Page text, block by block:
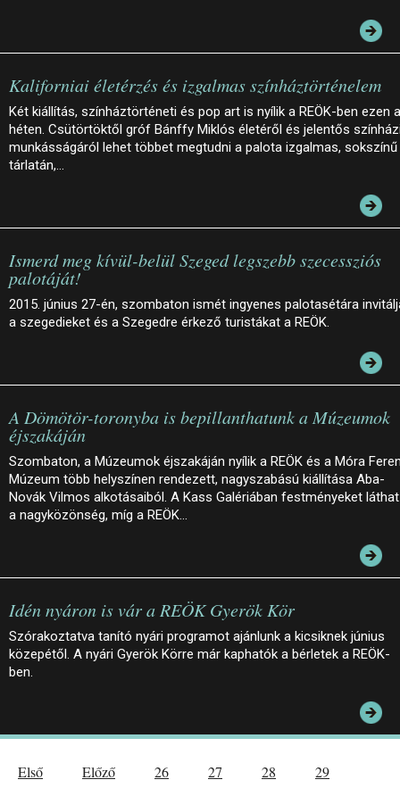
Kaliforniai életérzés és izgalmas színháztörténelem
Két kiállítás, színháztörténeti és pop art is nyílik a REÖK-ben ezen a
héten. Csütörtöktől gróf Bánffy Miklós életéről és jelentős
munkásságáról lehet többet megtudni a palota izgalmas, sokszínű
tárlatán,…
Ismerd meg kívül-belül Szeged legszebb szecessziós
palotáját!
2015. június 27-én, szombaton ismét ingyenes palotasétára
a szegedieket és a Szegedre érkező turistákat a REÖK.
A Dömötör-toronyba is bepillanthatunk a Múzeumok
éjszakáján
Szombaton, a Múzeumok éjszakáján nyílik a REÖK és a Móra
Múzeum több helyszínen rendezett, nagyszabású kiállítása Aba-
Novák Vilmos alkotásaiból. A Kass Galériában festményeket láthat
a nagyközönség, míg a REÖK…
Idén nyáron is vár a REÖK Gyerök Kör
Szórakoztatva tanító nyári programot ajánlunk a kicsiknek június
közepétől. A nyári Gyerök Körre már kaphatók a bérletek a REÖK-
ben.
Első Előző 26 27 28
29